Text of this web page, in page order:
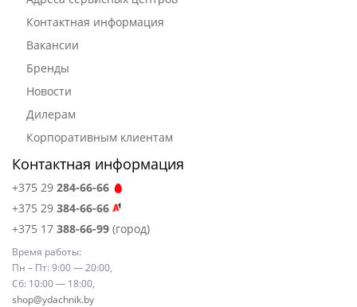
Контактная информация
Вакансии
Бренды
Новости
Дилерам
Корпоративным клиентам
Контактная информация
+375 29 284-66-66
+375 29 384-66-66
+375 17 388-66-99 (город)
Время работы:
Пн – Пт: 9:00 — 20:00,
Сб: 10:00 — 18:00,
shop@ydachnik.by